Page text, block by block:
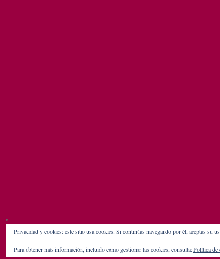
Privacidad y cookies: este sitio usa cookies. Si continúas navegando por él, aceptas su
Para obtener más información, incluido cómo gestionar las cookies, consulta:Política de